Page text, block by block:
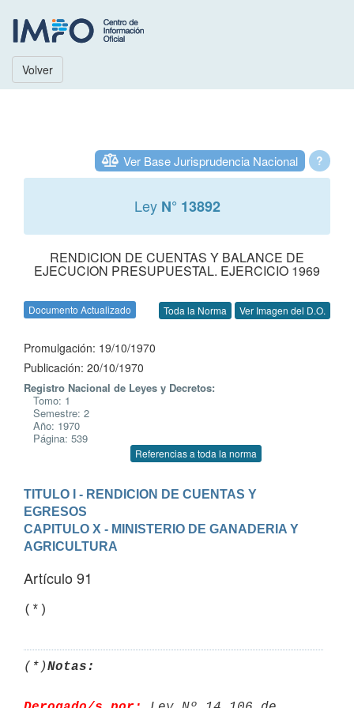
Volver
?
Ver Base Jurisprudencia Nacional
Ley N° 13892
RENDICION DE CUENTAS Y BALANCE DE
EJECUCION PRESUPUESTAL. EJERCICIO 1969
Documento Actualizado Toda la Norma Ver Imagen del D.O.
Promulgación: 19/10/1970
Publicación: 20/10/1970
Registro Nacional de Leyes y Decretos:
Tomo: 1
Semestre: 2
Año: 1970
Página: 539
Referencias a toda la norma
TITULO I - RENDICION DE CUENTAS Y
EGRESOS
CAPITULO X - MINISTERIO DE GANADERIA Y
AGRICULTURA
Artículo 91
(*)
(*)Notas: